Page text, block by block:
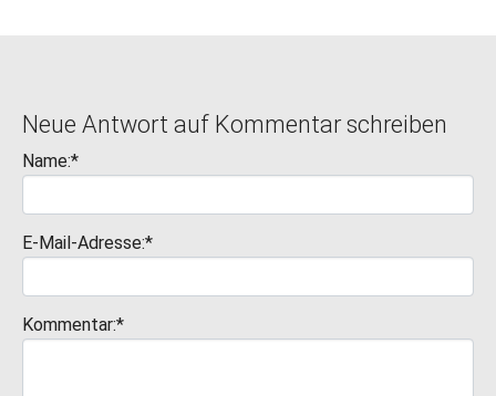
Neue Antwort auf Kommentar schreiben
Name:*
E-Mail-Adresse:*
Kommentar:*